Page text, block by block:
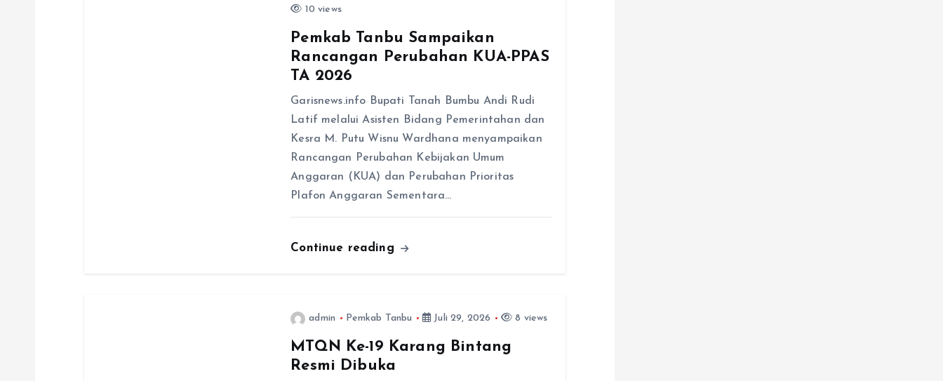
10 views
Pemkab Tanbu Sampaikan
Rancangan Perubahan KUA-PPAS
TA 2026
Garisnews.info Bupati Tanah Bumbu Andi Rudi
Latif melalui Asisten Bidang Pemerintahan dan
Kesra M. Putu Wisnu Wardhana menyampaikan
Rancangan Perubahan Kebijakan Umum
Anggaran (KUA) dan Perubahan Prioritas
Plafon Anggaran Sementara…
Continue reading
admin Pemkab Tanbu Juli 29, 2026 8 views
MTQN Ke-19 Karang Bintang
Resmi Dibuka